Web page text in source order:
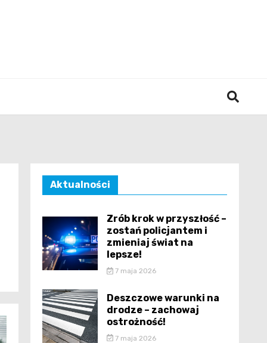
Aktualności
Zrób krok w przyszłość –
zostań policjantem i
zmieniaj świat na
lepsze!
7 maja 2026
Deszczowe warunki na
drodze – zachowaj
ostrożność!
7 maja 2026